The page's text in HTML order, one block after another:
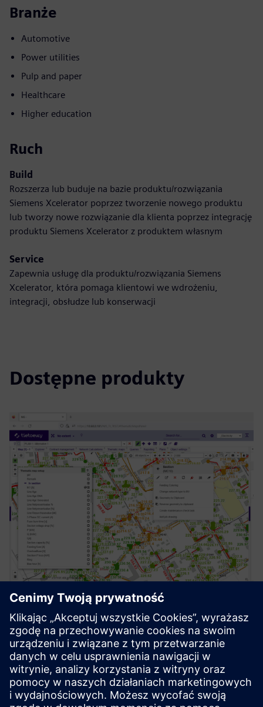
Branże
Automotive
Power utilities
Pulp and paper
Healthcare
Higher education
Ruch
Build
Rozszerza lub buduje na bazie produktu/rozwiązania
Siemens Xcelerator poprzez tworzenie nowego produktu
lub tworzy nowe rozwiązanie dla klienta poprzez integrację
produktu Siemens Xcelerator z produktem własnym
Service
Zapewnia usługę dla produktu/rozwiązania Siemens
Xcelerator, która pomaga klientowi we wdrożeniu,
integracji, obsłudze lub konserwacji
Dostępne produkty
Process Automation Suite
Pakiet Process Automation Suite obejmuje wszystkie
potrzeby związane z konfigurowaniem i śledzeniem
procesów biznesowych. Zarządza całym cyklem życia
aktywów/urządzeń (planowanie, wdrożenie, konserwacja).
Ugruntuje się w ekosystem...